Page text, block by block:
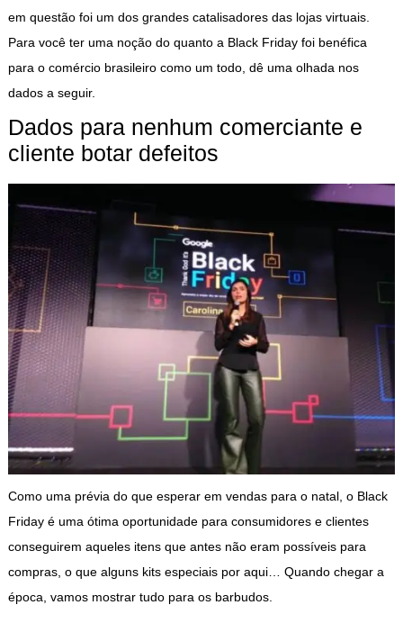
em questão foi um dos grandes catalisadores das lojas virtuais.
Para você ter uma noção do quanto a Black Friday foi benéfica
para o comércio brasileiro como um todo, dê uma olhada nos
dados a seguir.
Dados para nenhum comerciante e
cliente botar defeitos
Como uma prévia do que esperar em vendas para o natal, o Black
Friday é uma ótima oportunidade para consumidores e clientes
conseguirem aqueles itens que antes não eram possíveis para
compras, o que alguns kits especiais por aqui… Quando chegar a
época, vamos mostrar tudo para os barbudos.